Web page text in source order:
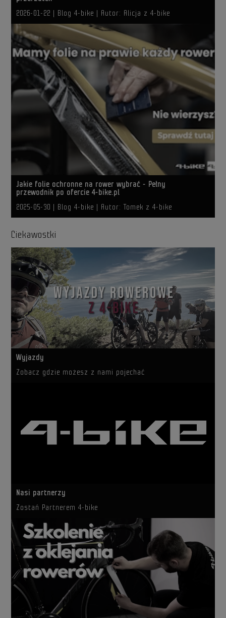
2026-01-22 | Blog 4-bike | Autor: Alicja z 4-bike
Jakie folie ochronne na rower wybrać - Pełny
przewodnik po ofercie 4-bike.pl
2025-05-30 | Blog 4-bike | Autor: Tomek z 4-bike
Ciekawostki
Wyjazdy
Zobacz gdzie możesz z nami pojechać
Nasi partnerzy
Zostań Partnerem 4-bike